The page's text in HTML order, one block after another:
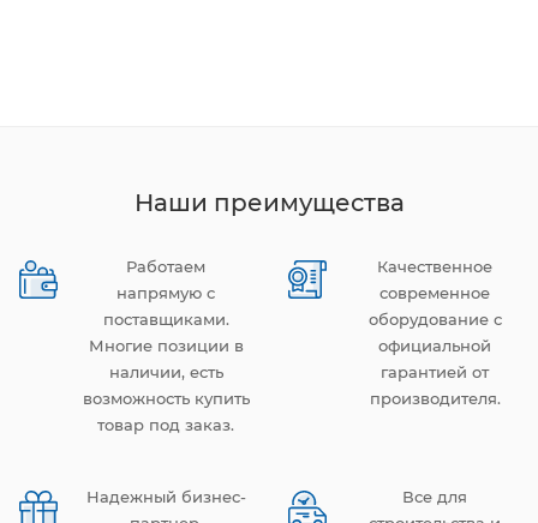
Наши преимущества
Работаем
напрямую с
поставщиками.
Многие позиции в
наличии, есть
возможность купить
товар под заказ.
Качественное
современное
оборудование с
официальной
гарантией от
производителя.
Надежный бизнес-
Все для